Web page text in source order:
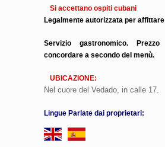
Si accettano ospiti cubani
Legalmente autorizzata per
Servizio gastronomico.
concordare a secondo del menù.
UBICAZIONE:
Nel cuore del Vedado, in calle 17.
Lingue Parlate dai proprietari: